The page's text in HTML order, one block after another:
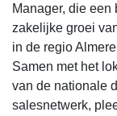
Manager, die
zakelijke groei
in de regio
Samen met het
van de nationale
salesnetwerk,